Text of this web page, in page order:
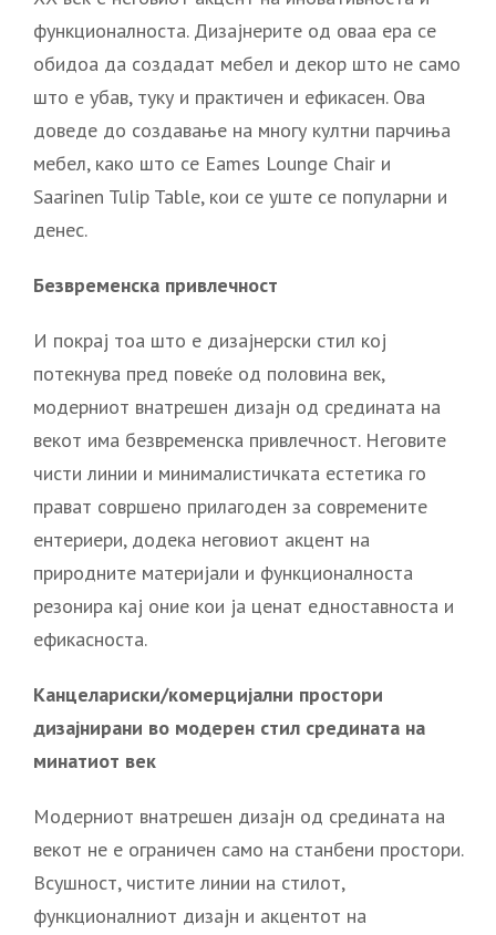
функционалноста. Дизајнерите од оваа ера се
обидоа да создадат мебел и декор што не само
што е убав, туку и практичен и ефикасен. Ова
доведе до создавање на многу култни парчиња
мебел, како што се Eames Lounge Chair и
Saarinen Tulip Table, кои се уште се популарни и
денес.
Безвременска привлечност
И покрај тоа што е дизајнерски стил кој
потекнува пред повеќе од половина век,
модерниот внатрешен дизајн од средината на
векот има безвременска привлечност. Неговите
чисти линии и минималистичката естетика го
прават совршено прилагоден за современите
ентериери, додека неговиот акцент на
природните материјали и функционалноста
резонира кај оние кои ја ценат едноставноста и
ефикасноста.
Kанцелариски/комерцијални простори
дизајнирани во модерен стил средината на
минатиот век
Модерниот внатрешен дизајн од средината на
векот не е ограничен само на станбени простори.
Всушност, чистите линии на стилот,
функционалниот дизајн и акцентот на